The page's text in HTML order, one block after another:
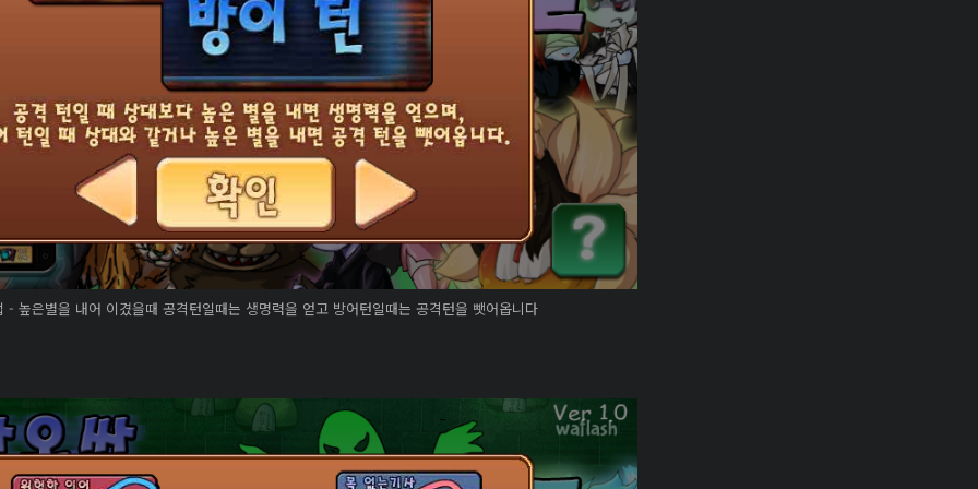
- 높은별을 내어 이겼을때 공격턴일때는 생명력을 얻고 방어턴일때는 공격턴을 뺏어옵니다